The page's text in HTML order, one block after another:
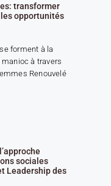
transformer
opportunités
forment à la
à travers
Renouvelé
sociales
Leadership des